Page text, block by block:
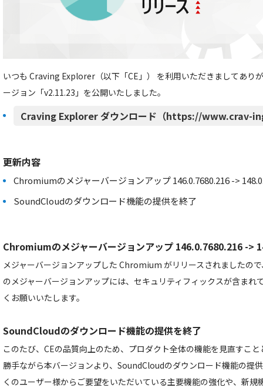
いつも Craving Explorer（以下「CE」） を利用いただきましてあり
ージョン「v2.11.23」を公開いたしました。
Craving Explorer ダウンロード（https://www.crav-
更新内容
Chromiumのメジャーバージョンアップ 146.0.7680.216 ->
SoundCloudのダウンロード機能の提供を終了
Chromiumのメジャーバージョンアップ 146.0.7680.216 ->
メジャーバージョンアップした Chromium がリリースされましたの
のメジャーバージョンアップには、セキュリティフィックスが含まれ
くお願いいたします。
SoundCloudのダウンロード機能の提供を終了
このたび、CEの品質向上のため、プロダクト全体の機能を見直すこ
勝手ながら本バージョンより、SoundCloudのダウンロード機能の提
くのユーザー様からご要望をいただいている主要機能の強化や、新規